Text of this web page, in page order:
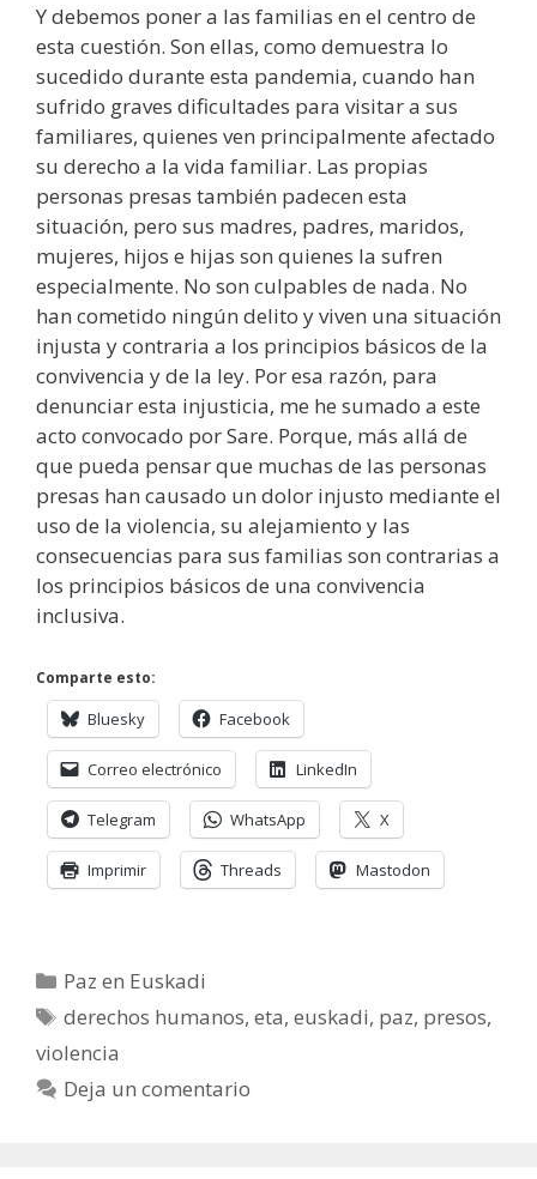
Y debemos poner a las familias en el centro de
esta cuestión. Son ellas, como demuestra lo
sucedido durante esta pandemia, cuando han
sufrido graves dificultades para visitar a sus
familiares, quienes ven principalmente afectado
su derecho a la vida familiar. Las propias
personas presas también padecen esta
situación, pero sus madres, padres, maridos,
mujeres, hijos e hijas son quienes la sufren
especialmente. No son culpables de nada. No
han cometido ningún delito y viven una situación
injusta y contraria a los principios básicos de la
convivencia y de la ley. Por esa razón, para
denunciar esta injusticia, me he sumado a este
acto convocado por Sare. Porque, más allá de
que pueda pensar que muchas de las personas
presas han causado un dolor injusto mediante el
uso de la violencia, su alejamiento y las
consecuencias para sus familias son contrarias a
los principios básicos de una convivencia
inclusiva.
Comparte esto:
Bluesky Facebook
Correo electrónico LinkedIn
Telegram WhatsApp X
Imprimir Threads Mastodon
Categorías
Paz en Euskadi
Etiquetas
derechos humanos,eta,euskadi, paz, presos,
violencia
Deja un comentario